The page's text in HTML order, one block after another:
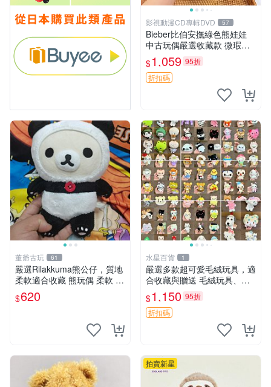
影視動漫CD專輯DVD 57
Bieber比伯安撫綠色熊娃娃
中古玩偶嚴選收藏款 微瑕輕
度使用 Bieber綠熊娃娃 中古
玩偶 微瑕
$1,059 95折
折扣碼
董爺古玩 61
嚴選Rilakkuma熊公仔，質地
柔軟適合收藏 熊玩偶 柔軟 公
仔 收藏
$620
水星百貨 1
嚴選多款超可愛毛絨玩具，適
合收藏與贈送 毛絨玩具、抱
枕、公仔
$1,150 95折
折扣碼
拍賣新星